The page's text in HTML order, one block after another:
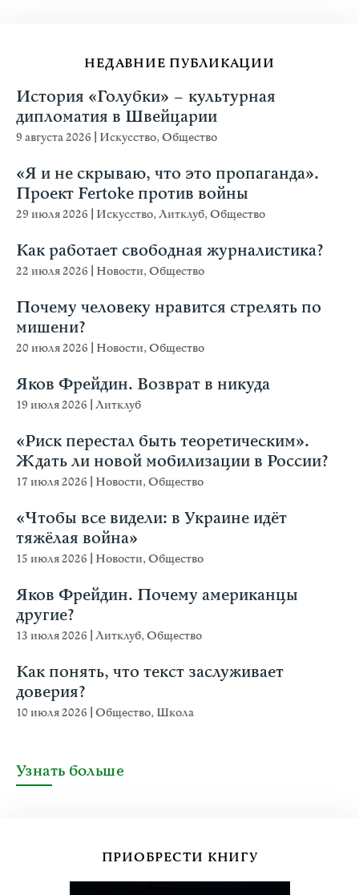
НЕДАВНИЕ ПУБЛИКАЦИИ
История «Голубки» – культурная
дипломатия в Швейцарии
9 августа 2026 Искусство,Общество
«Я и не скрываю, что это пропаганда».
Проект Fertoke против войны
29 июля 2026 Искусство,Литклуб,Общество
Как работает свободная журналистика?
22 июля 2026 Новости,Общество
Почему человеку нравится стрелять по
мишени?
20 июля 2026 Новости,Общество
Яков Фрейдин. Возврат в никуда
19 июля 2026 Литклуб
«Риск перестал быть теоретическим».
Ждать ли новой мобилизации в России?
17 июля 2026 Новости,Общество
«Чтобы все видели: в Украине идёт
тяжёлая война»
15 июля 2026 Новости,Общество
Яков Фрейдин. Почему американцы
другие?
13 июля 2026 Литклуб,Общество
Как понять, что текст заслуживает
доверия?
10 июля 2026 Общество, Школа
Узнать больше
ПРИОБРЕСТИ КНИГУ